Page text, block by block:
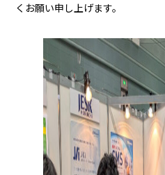
くお願い申し上げます。